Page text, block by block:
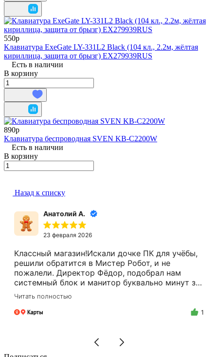
550р
Клавиатура ExeGate LY-331L2 Black (104 кл., 2.2м, жёлтая
кириллица, защита от брызг) EX279939RUS
Есть в наличии
В корзину
890р
Клавиатура беспроводная SVEN KB-C2200W
Есть в наличии
В корзину
Назад к списку
1
Евгений
3 февраля 2026
Абсолютно согласен со всеми
отзывами!